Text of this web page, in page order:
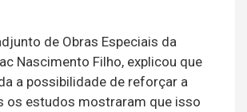
de Obras Especiais da
Nascimento Filho, explicou que
a possibilidade de reforçar a
os estudos mostraram que isso